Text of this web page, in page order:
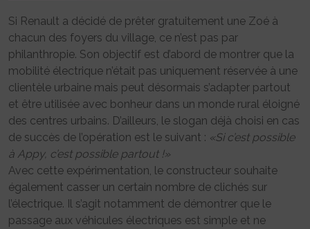
Si Renault a décidé de prêter gratuitement une Zoé à
chacun des foyers du village, ce n’est pas par
philanthropie. Son objectif est d’abord de montrer que la
mobilité électrique n’était pas uniquement réservée à une
clientèle urbaine mais peut désormais s’adapter partout
et être utilisée avec bonheur dans un monde rural éloigné
des centres urbains. D’ailleurs, le slogan déjà choisi en cas
de succès de l’opération est le suivant : «Si c’est possible
à Appy, c’est possible partout !»
Avec cette expérimentation, le constructeur souhaite
également casser un certain nombre de clichés sur
l’électrique. Il s’agit notamment de démontrer que le
passage aux véhicules électriques est simple et ne